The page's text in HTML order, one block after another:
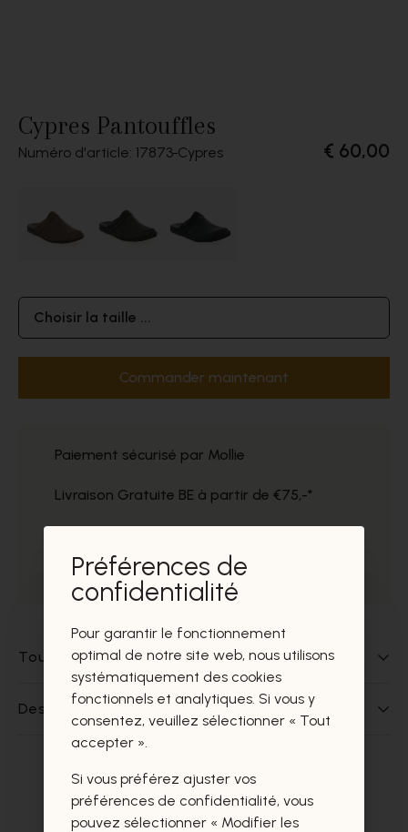
Cypres Pantouffles
Numéro d'article: 17873 Cypres € 60,00
Choisir la taille ...
Commander maintenant
Paiement sécurisé par Mollie
Livraison Gratuite BE à partir de €75,-*
Prélèvement gratuit dans nos magasins
Tout sur ce produit
Des questions sur ce produit?
Ces produits vous intéresseront
certainement aussi.
Préférences de
confidentialité
Pour garantir le fonctionnement
optimal de notre site web, nous utilisons
systématiquement des cookies
fonctionnels et analytiques. Si vous y
consentez, veuillez sélectionner « Tout
accepter ».
Si vous préférez ajuster vos
préférences de confidentialité, vous
pouvez sélectionner « Modifier les